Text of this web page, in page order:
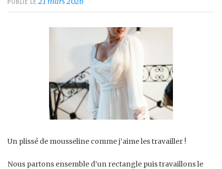
PUBLIÉ LE
Un plissé de mousseline comme j’aime les travailler !
Nous partons ensemble d’un rectangle puis travaillons le